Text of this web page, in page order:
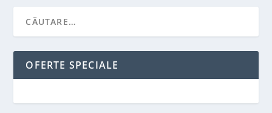
OFERTE SPECIALE